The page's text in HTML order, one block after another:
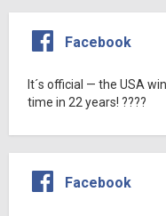
Facebook
It´s official — the USA
time in 22 years! ????
Facebook